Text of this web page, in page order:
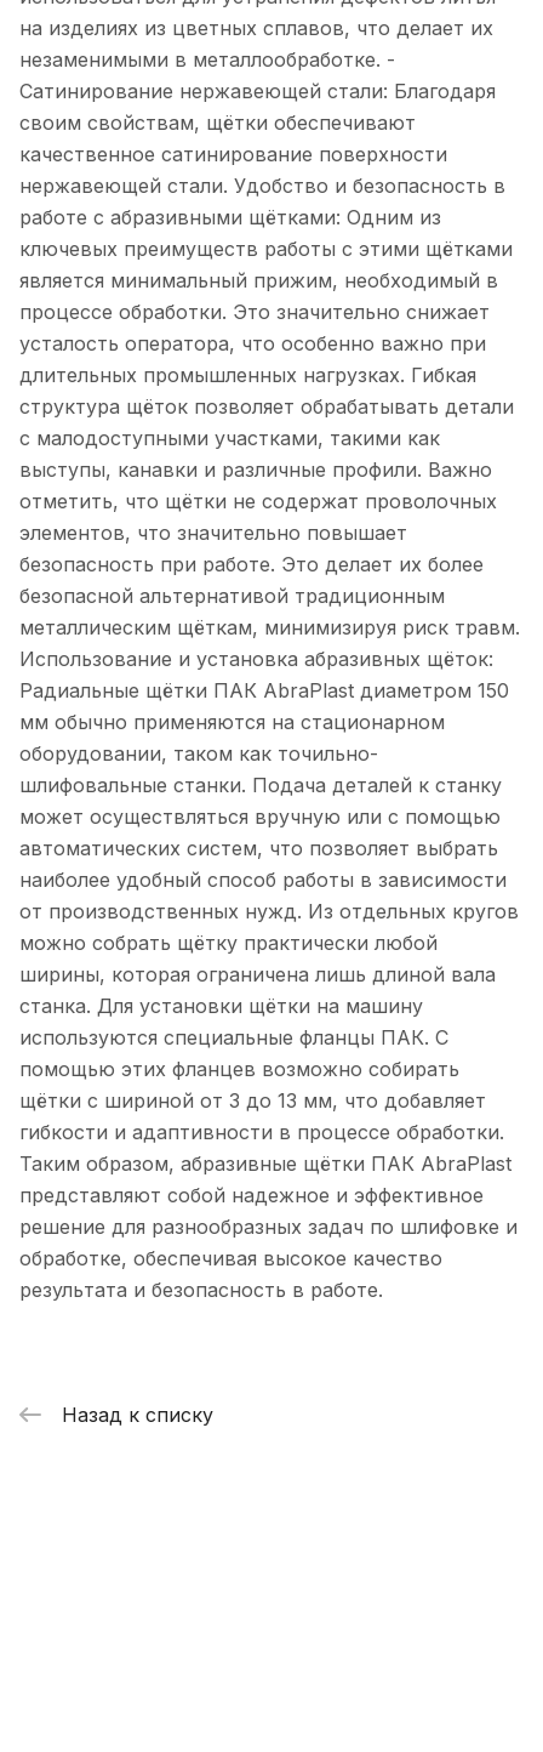
на изделиях из цветных сплавов, что делает их
незаменимыми в металлообработке. -
Сатинирование нержавеющей стали: Благодаря
своим свойствам, щётки обеспечивают
качественное сатинирование поверхности
нержавеющей стали. Удобство и безопасность в
работе с абразивными щётками: Одним из
ключевых преимуществ работы с этими щётками
является минимальный прижим, необходимый в
процессе обработки. Это значительно снижает
усталость оператора, что особенно важно при
длительных промышленных нагрузках. Гибкая
структура щёток позволяет обрабатывать детали
с малодоступными участками, такими как
выступы, канавки и различные профили. Важно
отметить, что щётки не содержат проволочных
элементов, что значительно повышает
безопасность при работе. Это делает их более
безопасной альтернативой традиционным
металлическим щёткам, минимизируя риск травм.
Использование и установка абразивных щёток:
Радиальные щётки ПАК AbraPlast диаметром 150
мм обычно применяются на стационарном
оборудовании, таком как точильно-
шлифовальные станки. Подача деталей к станку
может осуществляться вручную или с помощью
автоматических систем, что позволяет выбрать
наиболее удобный способ работы в зависимости
от производственных нужд. Из отдельных кругов
можно собрать щётку практически любой
ширины, которая ограничена лишь длиной вала
станка. Для установки щётки на машину
используются специальные фланцы ПАК. С
помощью этих фланцев возможно собирать
щётки с шириной от 3 до 13 мм, что добавляет
гибкости и адаптивности в процессе обработки.
Таким образом, абразивные щётки ПАК AbraPlast
представляют собой надежное и эффективное
решение для разнообразных задач по шлифовке и
обработке, обеспечивая высокое качество
результата и безопасность в работе.
Назад к списку